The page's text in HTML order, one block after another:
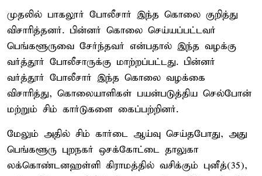
முதலில் பாகலூர் போலீசார் இந்த கொலை குறித்து
விசாரித்தனர். பின்னர் கொலை செய்யப்பட்டவர்
பெங்களூருவை சேர்ந்தவர் என்பதால் இந்த வழக்கு
வர்த்தூர் போலீசாருக்கு மாற்றப்பட்டது. பின்னர்
வர்த்தூர் போலீசார் இந்த கொலை வழக்கை
விசாரித்து, கொலையாளிகள் பயன்படுத்திய செல்போன்
மற்றும் சிம் கார்டுகளை கைப்பற்றினர்.
மேலும் அதில் சிம் கார்டை ஆய்வு செய்தபோது, அது
பெங்களூரு புறநகர் ஒசக்கோட்டை தாலுகா
லக்கொண்டனஹள்ளி கிராமத்தில் வசிக்கும் புனீத்(35),